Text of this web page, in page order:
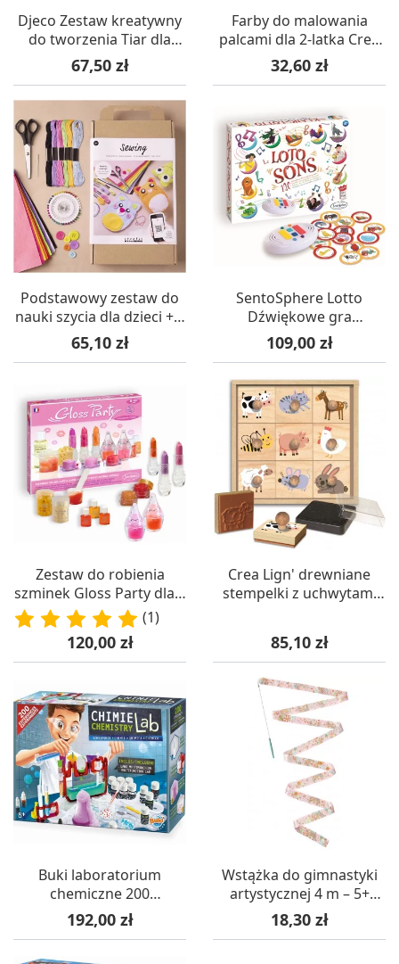
Djeco Zestaw kreatywny
do tworzenia Tiar dla
dzieci +8
Cena
67,50 zł
Farby do malowania
palcami dla 2-latka Crea
Lign'
Cena
32,60 zł
Podstawowy zestaw do
nauki szycia dla dzieci +6,
Creotime
Cena
65,10 zł
SentoSphere Lotto
Dźwiękowe gra
sensoryczna
Cena
109,00 zł
Zestaw do robienia
szminek Gloss Party dla 7
latki, SentoSphere
(1)
Cena
120,00 zł
Crea Lign' drewniane
stempelki z uchwytami
Cena
85,10 zł
Buki laboratorium
chemiczne 200
eksperymentów dla
dzieci +8
Cena
192,00 zł
Wstążka do gimnastyki
artystycznej 4 m – 5+
Djeco
Cena
18,30 zł